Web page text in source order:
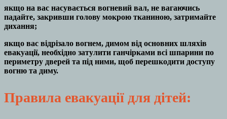
якщо на вас насувається вогневий вал, не вагаючись
падайте, закривши голову мокрою тканиною, затримайте
дихання;
якщо вас відрізало вогнем, димом від основних шляхів
евакуації, необхідно затулити ганчірками всі шпарини по
периметру дверей та під ними, щоб перешкодити доступу
вогню та диму.
Правила евакуації для дітей: